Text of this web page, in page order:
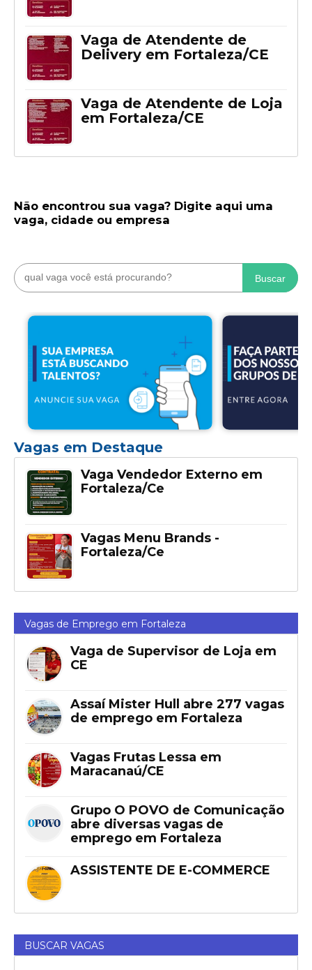
Vaga de Atendente de
Delivery em Fortaleza/CE
Vaga de Atendente de Loja
em Fortaleza/CE
Não encontrou sua vaga? Digite aqui uma
vaga, cidade ou empresa
Buscar
Vagas em Destaque
Vaga Vendedor Externo em
Fortaleza/Ce
Vagas Menu Brands -
Fortaleza/Ce
Vagas de Emprego em Fortaleza
Vaga de Supervisor de Loja em
CE
Assaí Mister Hull abre 277 vagas
de emprego em Fortaleza
Vagas Frutas Lessa em
Maracanaú/CE
Grupo O POVO de Comunicação
abre diversas vagas de
emprego em Fortaleza
ASSISTENTE DE E-COMMERCE
BUSCAR VAGAS